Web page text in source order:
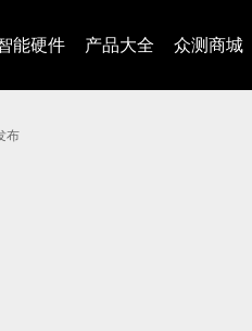
能硬件 产品大全 众测商城